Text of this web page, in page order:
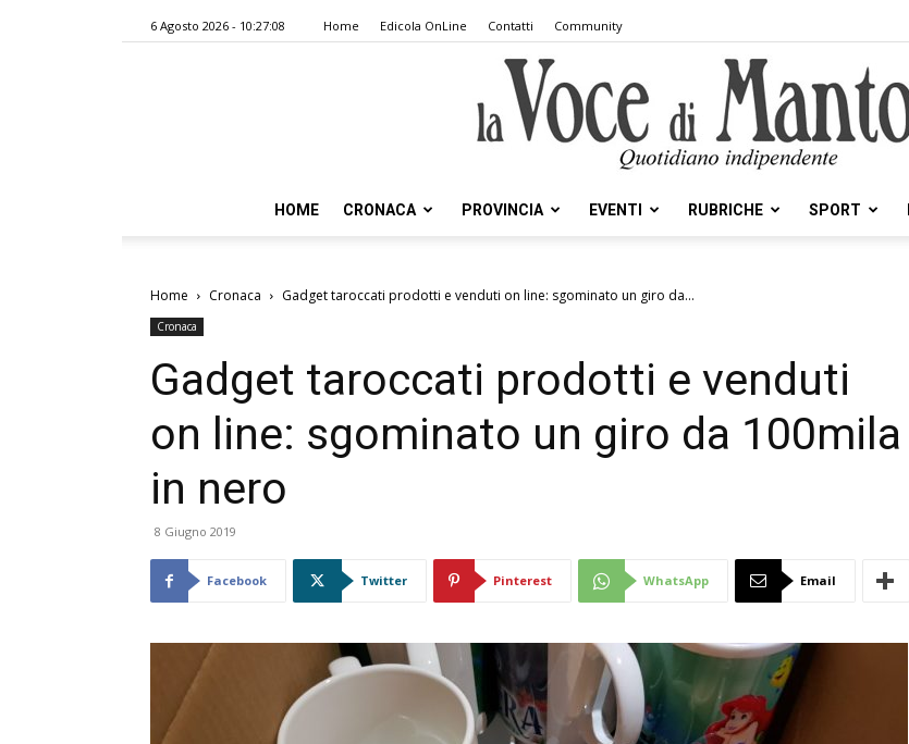
6 Agosto 2026 - 10:27:08 Home Edicola OnLine Contatti Community
Voce
Mantova
HOME CRONACA PROVINCIA EVENTI RUBRICHE SPORT
Home Cronaca Gadget taroccati prodotti e venduti on line: sgominato un giro da...
Cronaca
Gadget taroccati prodotti e venduti
on line: sgominato un giro da 100mila
in nero
8 Giugno 2019
Facebook Twitter Pinterest WhatsApp Email